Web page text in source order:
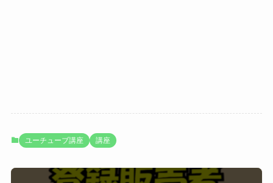
ユーチューブ講座 講座